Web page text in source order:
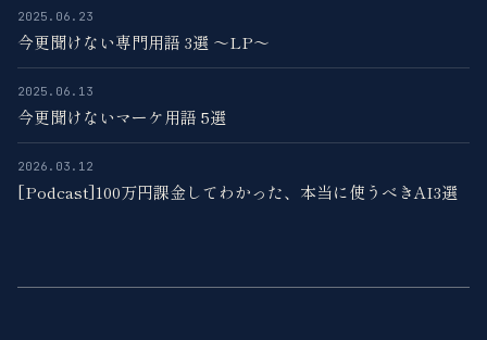
2025.06.23
今更聞けない専門用語 3選 〜LP〜
2025.06.13
今更聞けないマーケ用語 5選
2026.03.12
[Podcast]100万円課金してわかった、本当に使うべきAI3選